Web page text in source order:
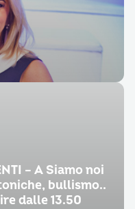
– A Siamo noi
bullismo..
dalle 13.50